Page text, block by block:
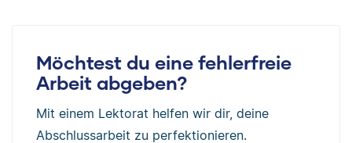
Möchtest du eine fehlerfreie
Arbeit abgeben?
Mit einem Lektorat helfen wir dir, deine
Abschlussarbeit zu perfektionieren.